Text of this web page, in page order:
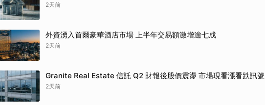
2天前
外資湧入首爾豪華酒店市場 上半年交易額激增逾七成
2天前
Granite Real Estate 信託 Q2 財報後股價震盪 市場現看漲看跌訊號
2天前